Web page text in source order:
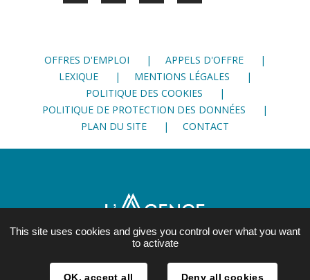
OFFRES D'EMPLOI
APPELS D'OFFRE
LEXIQUE
MENTIONS LÉGALES
POLITIQUE DES COOKIES
POLITIQUE DE PROTECTION DES DONNÉES
PLAN DU SITE
CONTACT
21, rue Lesdiguières
This site uses cookies and gives you control over what you want
to activate
OK, accept all Deny all cookies